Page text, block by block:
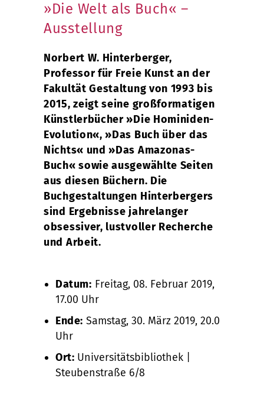
»Die Welt als Buch« –
Ausstellung
Norbert W. Hinterberger,
Professor für Freie Kunst an der
Fakultät Gestaltung von 1993 bis
2015, zeigt seine großformatigen
Künstlerbücher »Die Hominiden-
Evolution«, »Das Buch über das
Nichts« und »Das Amazonas-
Buch« sowie ausgewählte Seiten
aus diesen Büchern. Die
Buchgestaltungen Hinterbergers
sind Ergebnisse jahrelanger
obsessiver, lustvoller Recherche
und Arbeit.
Datum: Freitag, 08. Februar 2019,
17.00 Uhr
Ende: Samstag, 30. März 2019, 20.00
Uhr
Ort: Universitätsbibliothek |
Steubenstraße 6/8